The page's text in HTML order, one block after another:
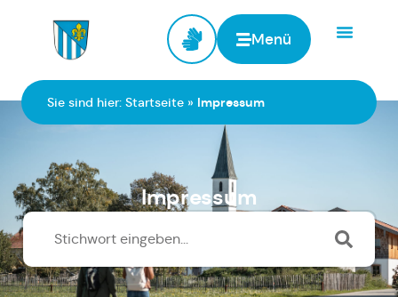
Menü
Sie sind hier: Startseite » Impressum
Impressum